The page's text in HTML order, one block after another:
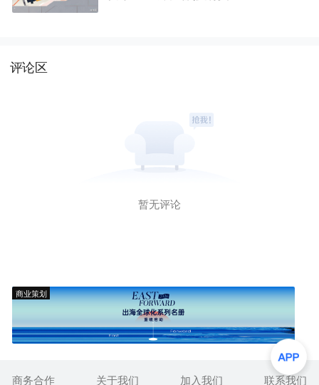
评论区
暂无评论
商业策划
商务合作 关于我们 加入我们 联系我们